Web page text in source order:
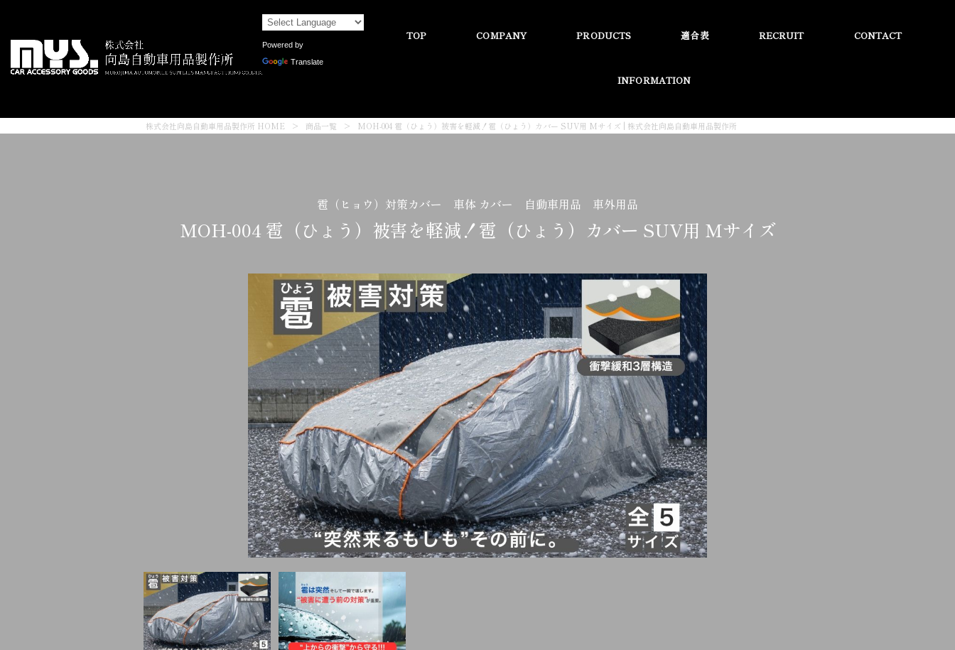
Powered by
Translate
TOP COMPANY PRODUCTS 適合表 RECRUIT CONTACT
INFORMATION
株式会社向島自動車用品製作所 HOME > 商品一覧 > MOH-004 雹（ひょう）被害を軽減！雹（ひょう）カバー SUV用 Mサイズ | 株式会社向島自動車用品製作所
雹（ヒョウ）対策カバー 車体 カバー 自動車用品 車外用品
MOH-004 雹（ひょう）被害を軽減！雹（ひょう）カバー SUV用 Mサイズ